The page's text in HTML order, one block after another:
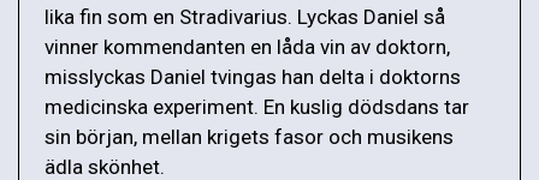
lika fin som en Stradivarius. Lyckas Daniel så
vinner kommendanten en låda vin av doktorn,
misslyckas Daniel tvingas han delta i doktorns
medicinska experiment. En kuslig dödsdans tar
sin början, mellan krigets fasor och musikens
ädla skönhet.